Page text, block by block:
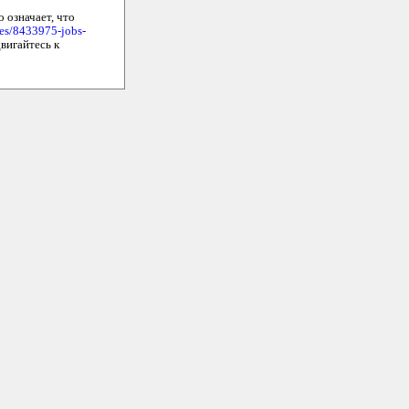
что
8433975-jobs-
к